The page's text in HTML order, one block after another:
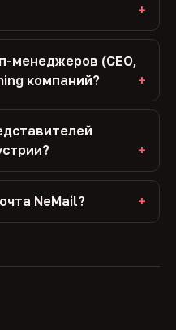
менеджеров (CEO,
компаний?
NeMail?